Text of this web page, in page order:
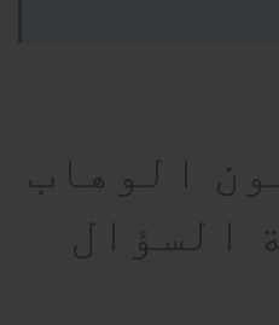
الوهاب
السؤال